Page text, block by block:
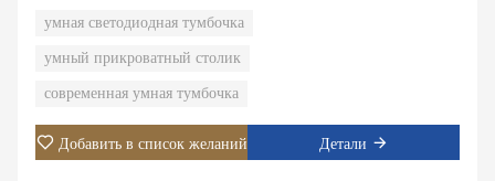
2.Беспроводная зарядка. 3. Двойной ящик для хранения.
умная светодиодная тумбочка
умный прикроватный столик
современная умная тумбочка
Добавить в список желаний Детали